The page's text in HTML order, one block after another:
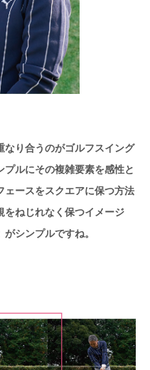
り合うのがゴルフスイング
ルにその複雑要素を感性と
ェースをスクエアに保つ方法
をねじれなく保つイメージ
シンプルですね。